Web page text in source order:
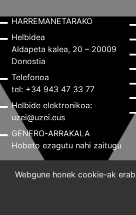
HARREMANETARAKO
Helbidea
Aldapeta kalea, 20 – 20009
Donostia
Telefonoa
tel: +34 943 47 33 77
Helbide elektronikoa:
uzei@uzei.eus
GENERO-ARRAKALA
Hobeto ezagutu nahi zaitugu
Lege-oharra
Webgune honek cookie-ak